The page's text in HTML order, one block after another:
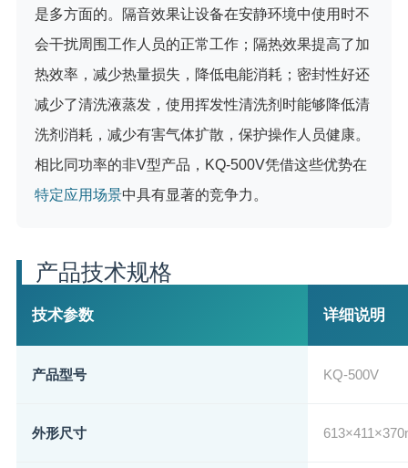
是多方面的。隔音效果让设备在安静环境中使用时不
会干扰周围工作人员的正常工作；隔热效果提高了加
热效率，减少热量损失，降低电能消耗；密封性好还
减少了清洗液蒸发，使用挥发性清洗剂时能够降低清
洗剂消耗，减少有害气体扩散，保护操作人员健康。
相比同功率的非V型产品，KQ-500V凭借这些优势在
特定应用场景中具有显著的竞争力。
产品技术规格
技术参数 详细说明
产品型号 KQ-500V
外形尺寸